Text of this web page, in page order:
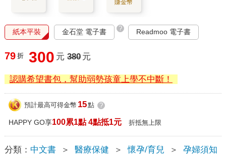
賺金幣
紙本平裝 金石堂 電子書 ? Readmoo 電子書
79 折 300 元 380 元
認購希望書包，幫助弱勢孩童上學不中斷！
預計最高可得金幣 15點 ?
HAPPY GO享100累1點 4點抵1元 折抵無上限
分類： 中文書 ＞ 醫療保健 ＞ 懷孕/育兒 ＞ 孕婦須知